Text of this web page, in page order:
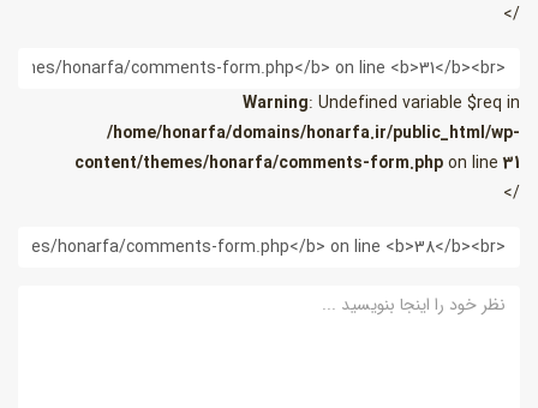
/>
ایمیل
Warning: Undefined variable $req in
/home/honarfa/domains/honarfa.ir/public_html/wp-
content/themes/honarfa/comments-form.phpon line31
/>